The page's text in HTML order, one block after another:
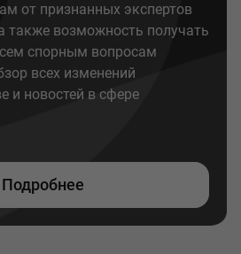
от признанных экспертов
также возможность получать
спорным вопросам
всех изменений
и новостей в сфере
Подробнее